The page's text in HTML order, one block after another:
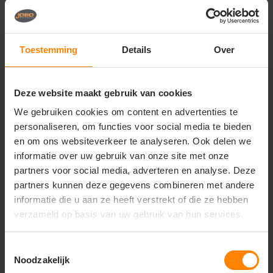
Toestemming Details Over
Deze website maakt gebruik van cookies
We gebruiken cookies om content en advertenties te
personaliseren, om functies voor social media te bieden
en om ons websiteverkeer te analyseren. Ook delen we
informatie over uw gebruik van onze site met onze
partners voor social media, adverteren en analyse. Deze
partners kunnen deze gegevens combineren met andere
informatie die u aan ze heeft verstrekt of die ze hebben
verzameld op basis van uw gebruik van hun services.
Noodzakelijk
Leuke en functionele merchandise of
weggevertjes voor kindvriendelijke merken en
Belangrijkste kenmerken:
een stevige, pluisvrije en ademende structuur
gestructureerde panelen en een stevige,
voorgebogen klep
Pasvorm:Verstelbare unisex-kinderpasvorm
dankzij de eenvoudig te bedienen sluiting aan de
achterkant
Comfort:
Uitgerust met omzoomde ventilatie-
oogjes voor een optimale luchtcirculatie en
verkoeling
Onderhoud:Duurzaam en kleurvast materiaal dat
eenvoudig te reinigen is en zijn vorm goed behoudt